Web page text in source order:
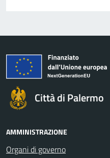
Città di Palermo
AMMINISTRAZIONE
Organi di governo